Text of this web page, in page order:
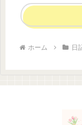
ホーム 日